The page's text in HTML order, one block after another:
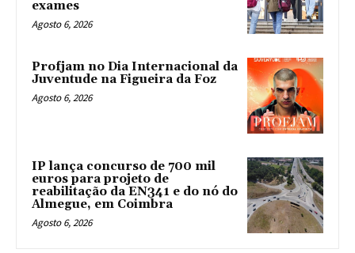
exames
Agosto 6, 2026
Profjam no Dia Internacional da
Juventude na Figueira da Foz
Agosto 6, 2026
IP lança concurso de 700 mil
euros para projeto de
reabilitação da EN341 e do nó do
Almegue, em Coimbra
Agosto 6, 2026